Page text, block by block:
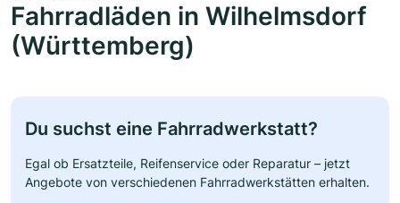
Fahrradläden in Wilhelmsdorf
(Württemberg)
Du suchst eine Fahrradwerkstatt?
Egal ob Ersatzteile, Reifenservice oder Reparatur – jetzt
Angebote von verschiedenen Fahrradwerkstätten erhalten.